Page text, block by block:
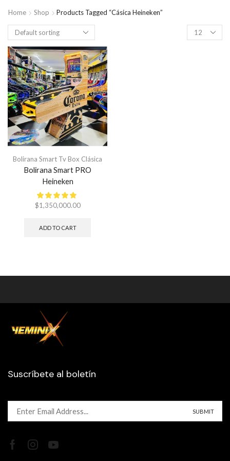
Home Shop Products Tagged “Cásica Heineken”
Bolirana Smart Tv Box Clásica
Bolirana Smart PRO
Heineken
$1,350,000.00
ADD TO CART
Suscríbete al boletín